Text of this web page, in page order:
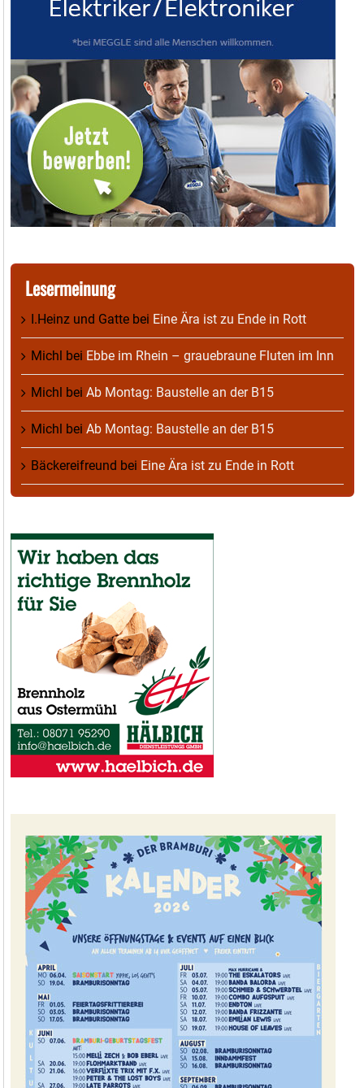
Lesermeinung
I.Heinz und Gatte bei Eine Ära ist zu Ende in Rott
Michl bei Ebbe im Rhein – grauebraune Fluten im Inn
Michl bei Ab Montag: Baustelle an der B15
Michl bei Ab Montag: Baustelle an der B15
Bäckereifreund bei Eine Ära ist zu Ende in Rott